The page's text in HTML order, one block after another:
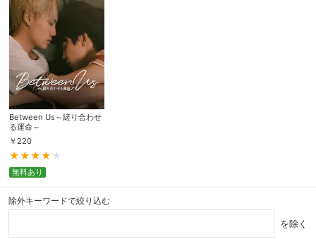
Between Us～縒り合わせ
る運命～
￥ 220
無料あり
除外キーワードで絞り込む
を除く